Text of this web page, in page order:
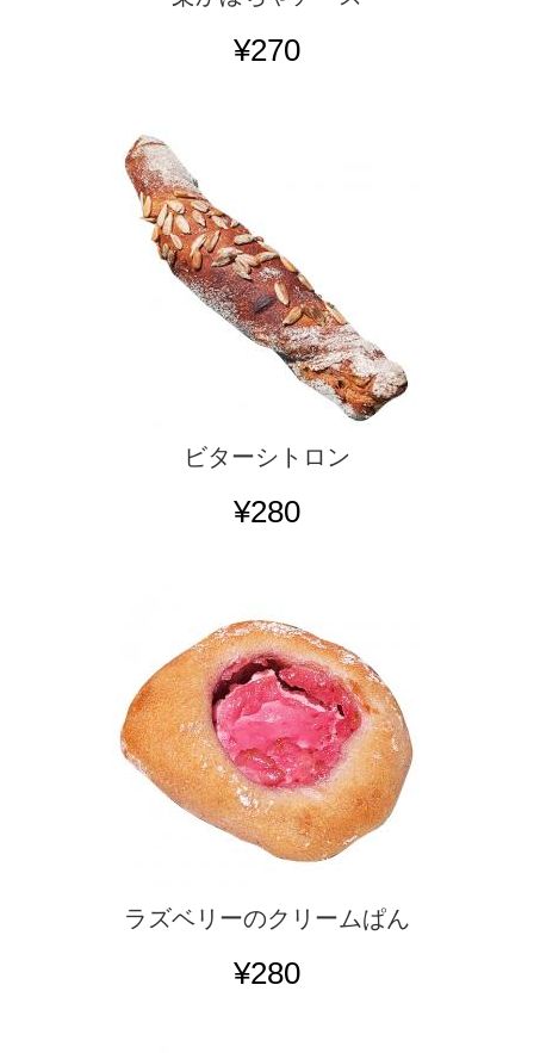
¥270
ビターシトロン
¥280
ラズベリーのクリームぱん
¥280